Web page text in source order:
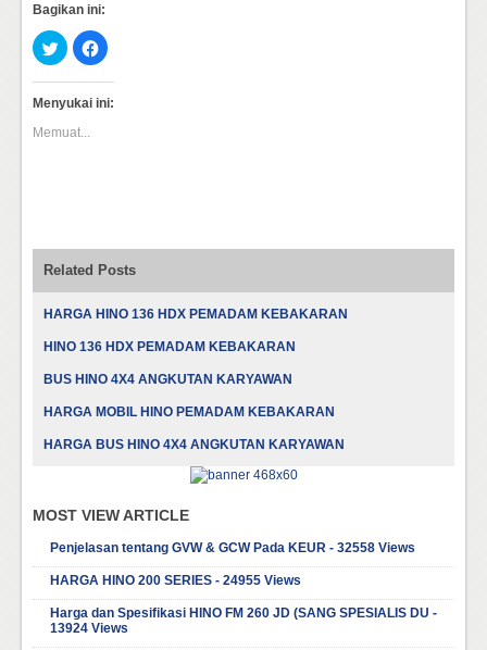
Bagikan ini:
Klik
untuk
berbagi
pada
Twitter(Membuka
di
yang
Klik
untuk
di
Facebook(Membuka
di
Menyukai ini:
Memuat...
Related Posts
HARGA HINO 136 HDX PEMADAM KEBAKARAN
HINO 136 HDX PEMADAM KEBAKARAN
BUS HINO 4X4 ANGKUTAN KARYAWAN
HARGA MOBIL HINO PEMADAM KEBAKARAN
HARGA BUS HINO 4X4 ANGKUTAN KARYAWAN
MOST VIEW ARTICLE
Penjelasan tentang GVW & GCW Pada KEUR - 32558 Views
HARGA HINO 200 SERIES - 24955 Views
Harga dan Spesifikasi HINO FM 260 JD (SANG SPESIALIS DU -
13924 Views